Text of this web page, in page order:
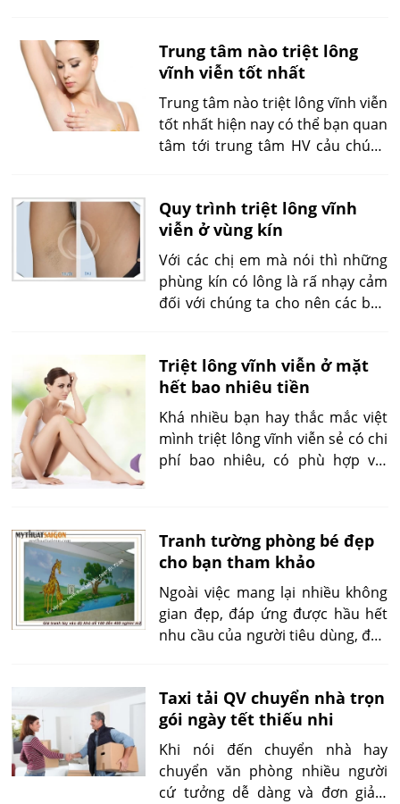
quả, làm trắng da, đem lại cho làn
da tươi trẻ.
Trung tâm nào triệt lông
vĩnh viễn tốt nhất
Trung tâm nào triệt lông vĩnh viễn
tốt nhất hiện nay có thể bạn quan
tâm tới trung tâm HV cảu chúng
Quy trình triệt lông vĩnh
viễn ở vùng kín
Với các chị em mà nói thì những
phùng kín có lông là rấ nhạy cảm
đối với chúng ta cho nên các bạn
triệt lông vĩnh viễn ở vùng kín.
Triệt lông vĩnh viễn ở mặt
hết bao nhiêu tiền
Khá nhiều bạn hay thắc mắc việt
mình triệt lông vĩnh viễn sẻ có chi
phí bao nhiêu, có phù hợp với
Tranh tường phòng bé đẹp
cho bạn tham khảo
Ngoài việc mang lại nhiều không
gian đẹp, đáp ứng được hầu hết
nhu cầu của người tiêu dùng, đáp
bé còn được phần đông người
dùng tin tưởng và lựa chọn bởi độ
bền của tranh và giá thành khá
mềm.
Taxi tải QV chuyển nhà trọn
gói ngày tết thiếu nhi
Khi nói đến chuyển nhà hay
chuyển văn phòng nhiều người
cứ tưởng dễ dàng và đơn giản.